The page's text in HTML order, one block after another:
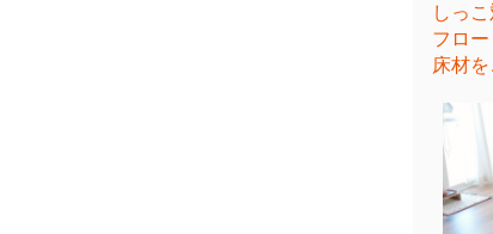
しっ
フロ
床材を